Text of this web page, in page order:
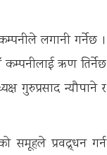
लगानी गर्नेछ ।
कम्पनीलाई ऋण तिर्नेछ
गुरुप्रसाद न्यौपाने र
समूहले प्रवद्र्धन गर्न